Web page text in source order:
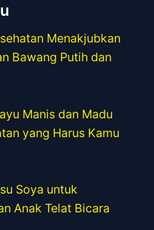
Menakjubkan
Bawang Putih dan
Manis dan Madu
yang Harus Kamu
Soya untuk
Anak Telat Bicara